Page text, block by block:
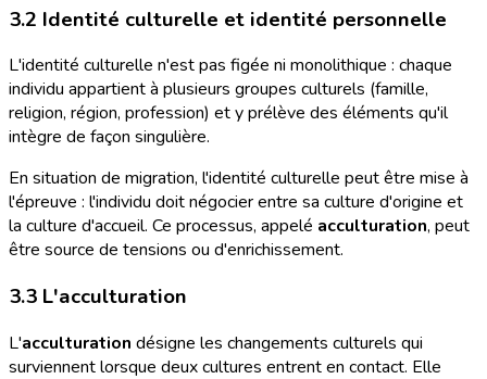
3.2 Identité culturelle et identité personnelle
L'identité culturelle n'est pas figée ni monolithique : chaque
individu appartient à plusieurs groupes culturels (famille,
religion, région, profession) et y prélève des éléments qu'il
intègre de façon singulière.
En situation de migration, l'identité culturelle peut être mise à
l'épreuve : l'individu doit négocier entre sa culture d'origine et
la culture d'accueil. Ce processus, appelé acculturation, peut
être source de tensions ou d'enrichissement.
3.3 L'acculturation
L'acculturation désigne les changements culturels qui
surviennent lorsque deux cultures entrent en contact. Elle